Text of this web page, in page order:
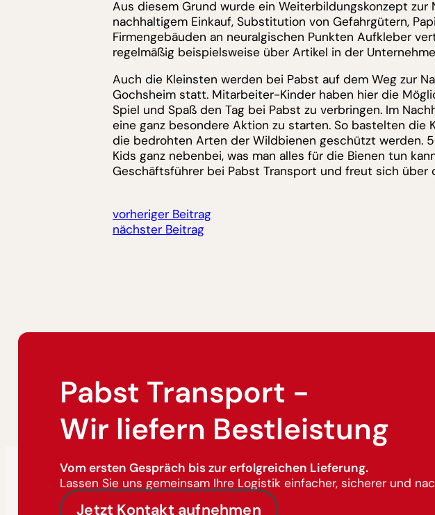
Aus diesem Grund wurde ein Weiterbildungskonzept
nachhaltigem Einkauf, Substitution von Gefahrgütern,
Firmengebäuden an neuralgischen Punkten Aufkleber
regelmäßig beispielsweise über Artikel in der
Auch die Kleinsten werden bei Pabst auf dem Weg zur
Gochsheim statt. Mitarbeiter-Kinder haben hier die
Spiel und Spaß den Tag bei Pabst zu verbringen. Im
eine ganz besondere Aktion zu starten. So bastelten
die bedrohten Arten der Wildbienen geschützt werden.
Kids ganz nebenbei, was man alles für die Bienen tun
Geschäftsführer bei Pabst Transport und freut sich über
vorheriger Beitrag
nächster Beitrag
Pabst Transport -
Wir liefern Bestleistung
Vom ersten Gespräch bis zur erfolgreichen Lieferung.
Lassen Sie uns gemeinsam Ihre Logistik einfacher, sicherer und
Jetzt Kontakt aufnehmen